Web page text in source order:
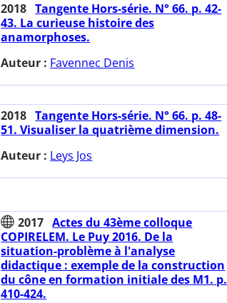
2018 Tangente Hors-série. N° 66. p. 42-
43. La curieuse histoire des
anamorphoses.
Auteur : Favennec Denis
2018 Tangente Hors-série. N° 66. p. 48-
51. Visualiser la quatrième dimension.
Auteur : Leys Jos
2017 Actes du 43ème colloque
COPIRELEM. Le Puy 2016. De la
situation-problème à l'analyse
didactique : exemple de la construction
du cône en formation initiale des M1. p.
410-424.